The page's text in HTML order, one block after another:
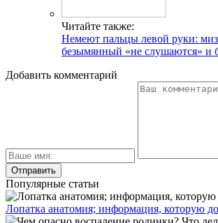
Читайте также:
Немеют пальцы левой руки:
безымянный «не слушаются» и
Добавить комментарий
Популярные статьи
Лопатка анатомия; информация, которую